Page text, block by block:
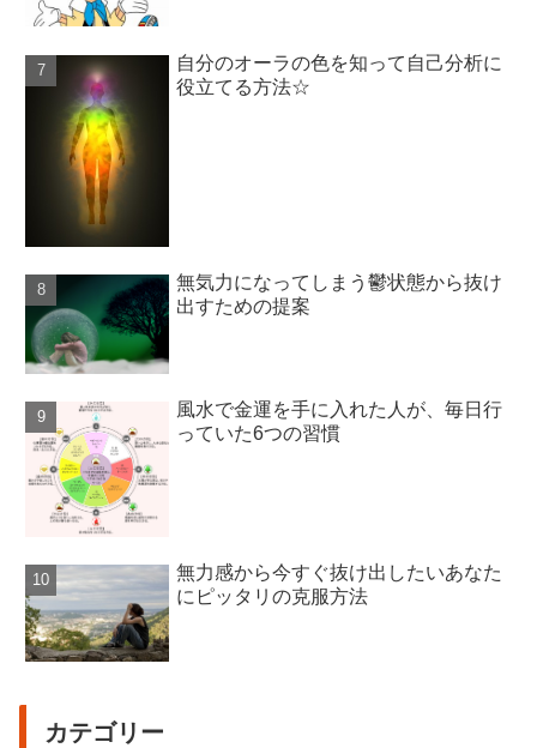
自分のオーラの色を知って自己分析に
役立てる方法☆
無気力になってしまう鬱状態から抜け
出すための提案
風水で金運を手に入れた人が、毎日行
っていた6つの習慣
無力感から今すぐ抜け出したいあなた
にピッタリの克服方法
カテゴリー